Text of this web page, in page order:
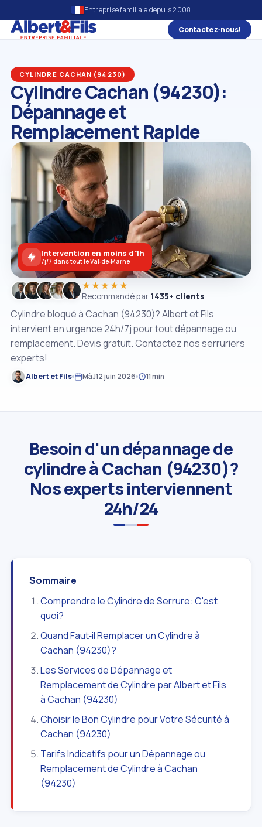
Entreprise familiale depuis 2008
Contactez‑nous!
CYLINDRE CACHAN (94230)
Cylindre Cachan (94230):
Dépannage et
Remplacement Rapide
Cylindre bloqué à Cachan (94230)? Albert et Fils
intervient en urgence 24h/7j pour tout dépannage ou
remplacement. Devis gratuit. Contactez nos serruriers
experts!
Albert et Fils MàJ12 juin 2026 11 min
★★★★★
Recommandé par 1435+ clients
Intervention en moins d'1h
7j/7 dans tout le Val‑de‑Marne
Besoin d'un dépannage de
cylindre à Cachan (94230)?
Nos experts interviennent
24h/24
Sommaire
Comprendre le Cylindre de Serrure: C'est
quoi?
Quand Faut‑il Remplacer un Cylindre à
Cachan (94230)?
Les Services de Dépannage et
Remplacement de Cylindre par Albert et Fils
à Cachan (94230)
Choisir le Bon Cylindre pour Votre Sécurité à
Cachan (94230)
Tarifs Indicatifs pour un Dépannage ou
Remplacement de Cylindre à Cachan
(94230)